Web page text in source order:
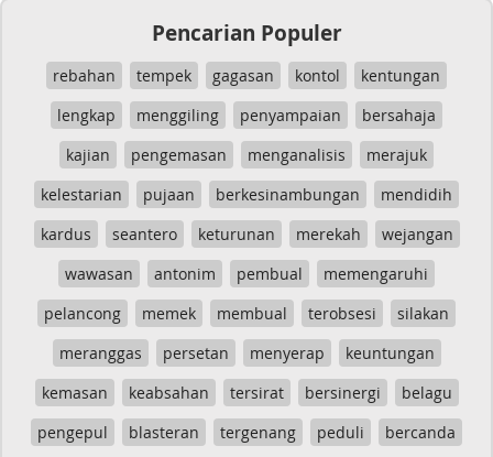
Pencarian Populer
rebahan tempek gagasan kontol
kentungan
lengkap
menggiling penyampaian
bersahaja
kajian
pengemasan menganalisis
merajuk
kelestarian
pujaan berkesinambungan
mendidih
kardus
seantero keturunan merekah
wejangan
wawasan
antonim pembual
memengaruhi
pelancong
memek membual terobsesi
silakan
meranggas
persetan menyerap
keuntungan
kemasan
keabsahan tersirat bersinergi
belagu
pengepul
blasteran tergenang peduli
bercanda